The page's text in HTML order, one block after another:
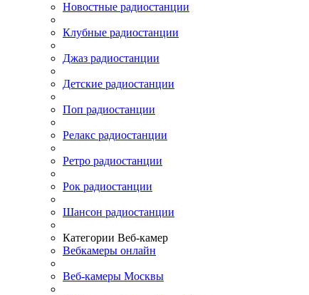
Новостные радиостанции
Клубные радиостанции
Джаз радиостанции
Детские радиостанции
Поп радиостанции
Релакс радиостанции
Ретро радиостанции
Рок радиостанции
Шансон радиостанции
Категории Веб-камер
Вебкамеры онлайн
Веб-камеры Москвы